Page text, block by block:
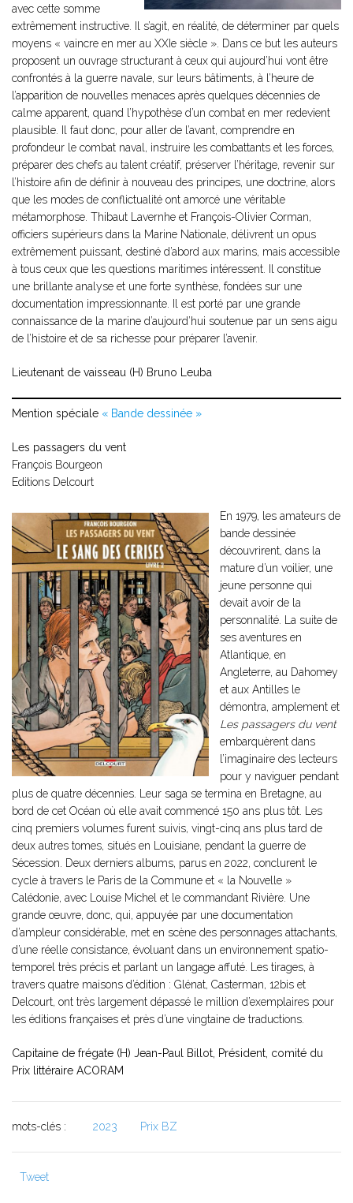
avec cette somme
extrêmement instructive. Il s’agit, en réalité, de déterminer par quels
moyens « vaincre en mer au XXIe siècle ». Dans ce but les auteurs
proposent un ouvrage structurant à ceux qui aujourd’hui vont être
confrontés à la guerre navale, sur leurs bâtiments, à l’heure de
l’apparition de nouvelles menaces après quelques décennies de
calme apparent, quand l’hypothèse d’un combat en mer redevient
plausible. Il faut donc, pour aller de l’avant, comprendre en
profondeur le combat naval, instruire les combattants et les forces,
préparer des chefs au talent créatif, préserver l’héritage, revenir sur
l’histoire afin de définir à nouveau des principes, une doctrine, alors
que les modes de conflictualité ont amorcé une véritable
métamorphose. Thibaut Lavernhe et François-Olivier Corman,
officiers supérieurs dans la Marine Nationale, délivrent un opus
extrêmement puissant, destiné d’abord aux marins, mais accessible
à tous ceux que les questions maritimes intéressent. Il constitue
une brillante analyse et une forte synthèse, fondées sur une
documentation impressionnante. Il est porté par une grande
connaissance de la marine d’aujourd’hui soutenue par un sens aigu
de l’histoire et de sa richesse pour préparer l’avenir.
Lieutenant de vaisseau (H) Bruno Leuba
Mention spéciale « Bande dessinée »
Les passagers du vent
François Bourgeon
Editions Delcourt
En 1979, les amateurs de
bande dessinée
découvrirent, dans la
mature d’un voilier, une
jeune personne qui
devait avoir de la
personnalité. La suite de
ses aventures en
Atlantique, en
Angleterre, au Dahomey
et aux Antilles le
démontra, amplement et
Les passagers du vent
embarquèrent dans
l’imaginaire des lecteurs
pour y naviguer pendant
plus de quatre décennies. Leur saga se termina en Bretagne, au
bord de cet Océan où elle avait commencé 150 ans plus tôt. Les
cinq premiers volumes furent suivis, vingt-cinq ans plus tard de
deux autres tomes, situés en Louisiane, pendant la guerre de
Sécession. Deux derniers albums, parus en 2022, conclurent le
cycle à travers le Paris de la Commune et « la Nouvelle »
Calédonie, avec Louise Michel et le commandant Rivière. Une
grande œuvre, donc, qui, appuyée par une documentation
d’ampleur considérable, met en scène des personnages attachants,
d’une réelle consistance, évoluant dans un environnement spatio-
temporel très précis et parlant un langage affuté. Les tirages, à
travers quatre maisons d’édition : Glénat, Casterman, 12bis et
Delcourt, ont très largement dépassé le million d’exemplaires pour
les éditions françaises et près d’une vingtaine de traductions.
Capitaine de frégate (H) Jean-Paul Billot, Président, comité du
Prix littéraire ACORAM
mots-clés : 2023 Prix BZ
Tweet